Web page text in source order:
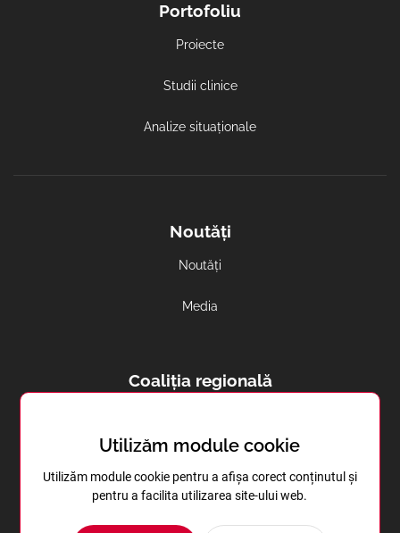
Portofoliu
Proiecte
Studii clinice
Analize situaționale
Noutăți
Noutăți
Media
Coaliția regională
Sănătatea reproductivă în Transnistria
Utilizăm module cookie
Utilizăm module cookie pentru a afișa corect conținutul și
pentru a facilita utilizarea site-ului web.